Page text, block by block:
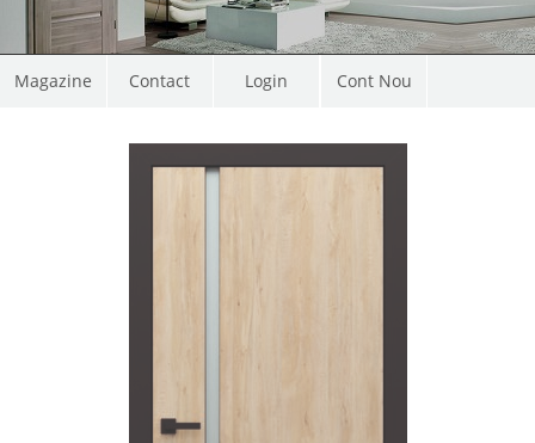
Magazine Contact Cont Nou